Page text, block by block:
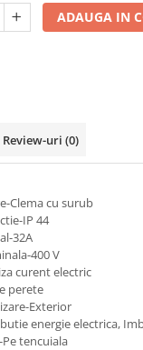
ADAUGA IN
Review-uri (0)
Clema cu surub
IP 44
32A
400 V
curent electric
perete
Exterior
energie electrica,
tencuiala